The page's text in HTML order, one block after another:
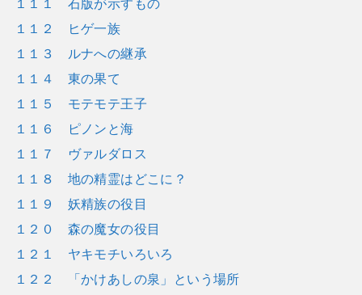
１１２ ヒゲ一族
１１３ ルナへの継承
１１４ 東の果て
１１５ モテモテ王子
１１６ ピノンと海
１１７ ヴァルダロス
１１８ 地の精霊はどこに？
１１９ 妖精族の役目
１２０ 森の魔女の役目
１２１ ヤキモチいろいろ
１２２ 「かけあしの泉」という場所